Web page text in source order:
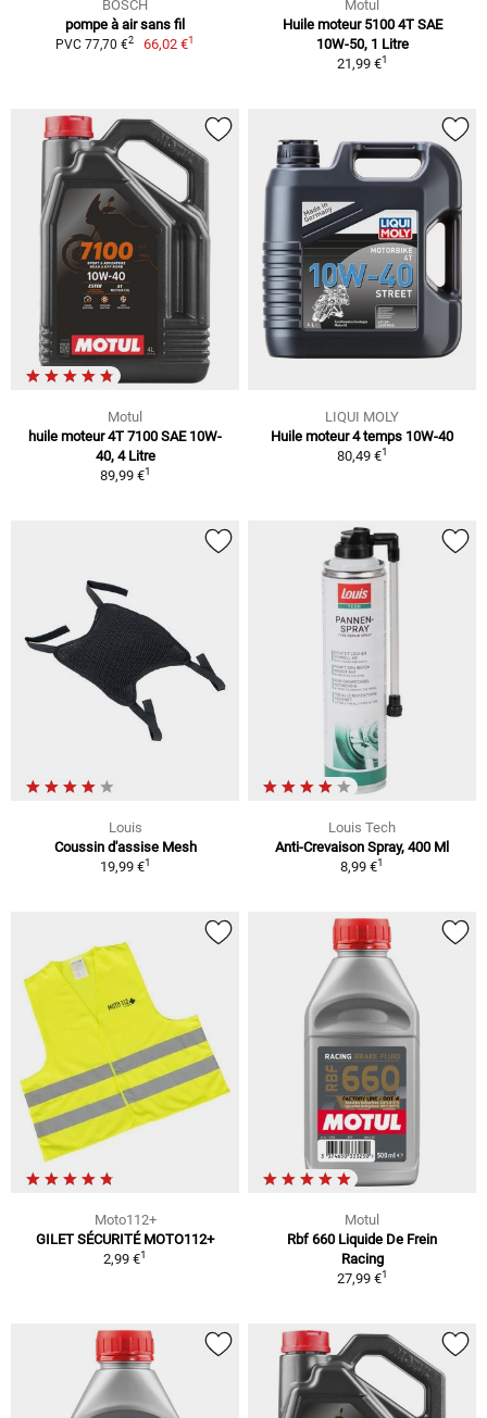
BOSCH
pompe à air sans fil
PVC 77,70 €2 66,02 €1
Motul
Huile moteur 5100 4T SAE
10W-50, 1 Litre
21,99 €1
Motul
huile moteur 4T 7100 SAE 10W-
40, 4 Litre
89,99 €1
LIQUI MOLY
Huile moteur 4 temps 10W-40
80,49 €1
Louis
Coussin d'assise Mesh
19,99 €1
Louis Tech
Anti-Crevaison Spray, 400 Ml
8,99 €1
Moto112+
GILET SÉCURITÉ MOTO112+
2,99 €1
Motul
Rbf 660 Liquide De Frein
Racing
27,99 €1